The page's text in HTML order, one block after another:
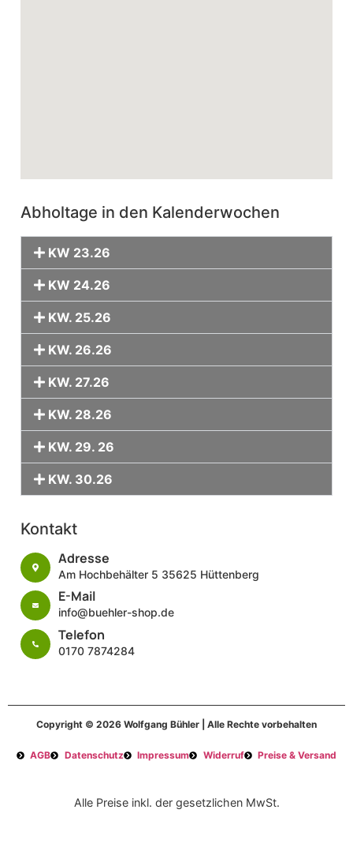
Abholtage in den Kalenderwochen
KW 23.26
KW 24.26
KW. 25.26
KW. 26.26
KW. 27.26
KW. 28.26
KW. 29. 26
KW. 30.26
Kontakt
Adresse
Am Hochbehälter 5 35625 Hüttenberg
E-Mail
info@buehler-shop.de
Telefon
0170 7874284
Copyright © 2026 Wolfgang Bühler | Alle Rechte vorbehalten
AGB Datenschutz Impressum Widerruf Preise & Versand
Alle Preise inkl. der gesetzlichen MwSt.